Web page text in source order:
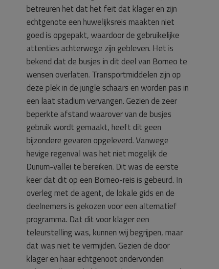
betreuren het dat het feit dat klager en zijn
echtgenote een huwelijksreis maakten niet
goed is opgepakt, waardoor de gebruikelijke
attenties achterwege zijn gebleven. Het is
bekend dat de busjes in dit deel van Borneo te
wensen overlaten. Transportmiddelen zijn op
deze plek in de jungle schaars en worden pas in
een laat stadium vervangen. Gezien de zeer
beperkte afstand waarover van de busjes
gebruik wordt gemaakt, heeft dit geen
bijzondere gevaren opgeleverd. Vanwege
hevige regenval was het niet mogelijk de
Dunum-vallei te bereiken. Dit was de eerste
keer dat dit op een Borneo-reis is gebeurd. In
overleg met de agent, de lokale gids en de
deelnemers is gekozen voor een alternatief
programma. Dat dit voor klager een
teleurstelling was, kunnen wij begrijpen, maar
dat was niet te vermijden. Gezien de door
klager en haar echtgenoot ondervonden